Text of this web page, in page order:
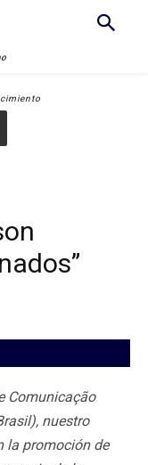
Comunicação
nuestro
la promoción de